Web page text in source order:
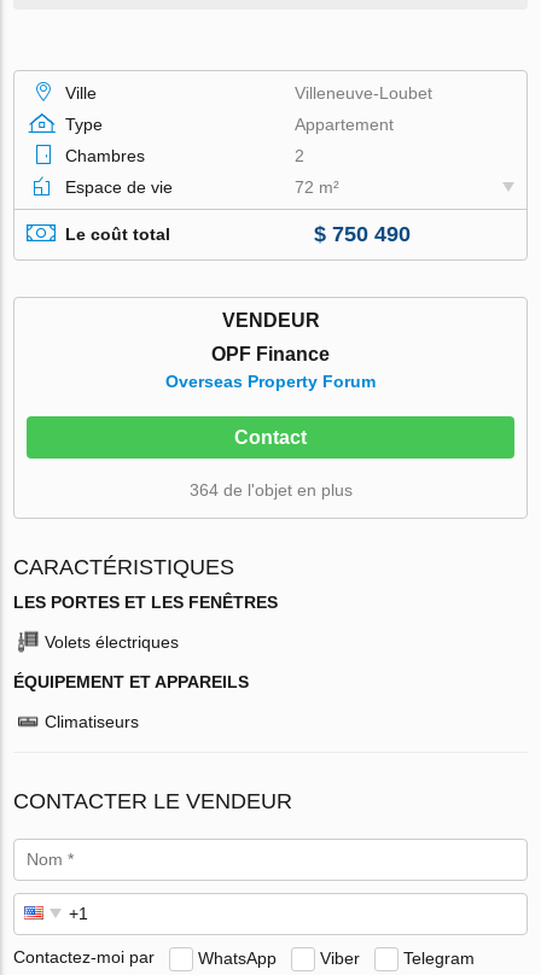
Ville
Villeneuve-Loubet
Type
Appartement
Chambres
2
Espace de vie
72 m²
Le coût total $ 750 490
VENDEUR
OPF Finance
Overseas Property Forum
Contact
364 de l'objet en plus
CARACTÉRISTIQUES
LES PORTES ET LES FENÊTRES
Volets électriques
ÉQUIPEMENT ET APPAREILS
Climatiseurs
CONTACTER LE VENDEUR
Contactez-moi par WhatsApp Viber Telegram